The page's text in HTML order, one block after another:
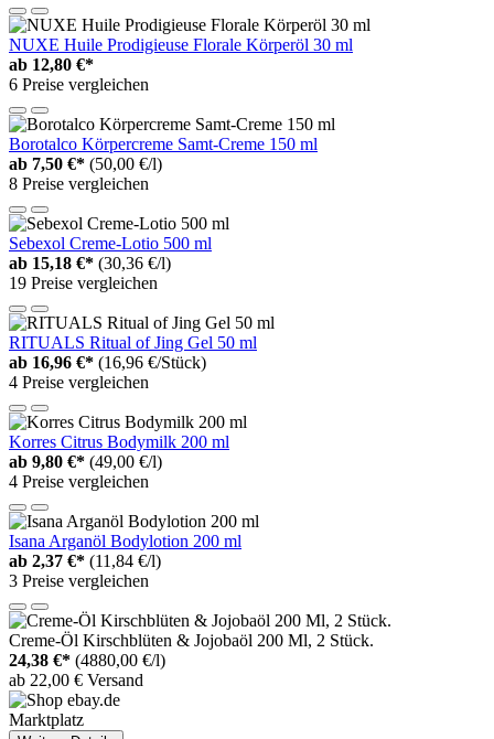
NUXE Huile Prodigieuse Florale Körperöl 30 ml
ab 12,80 €*
6 Preise vergleichen
Borotalco Körpercreme Samt-Creme 150 ml
ab 7,50 €* (50,00 €/l)
8 Preise vergleichen
Sebexol Creme-Lotio 500 ml
ab 15,18 €* (30,36 €/l)
19 Preise vergleichen
RITUALS Ritual of Jing Gel 50 ml
ab 16,96 €* (16,96 €/Stück)
4 Preise vergleichen
Korres Citrus Bodymilk 200 ml
ab 9,80 €* (49,00 €/l)
4 Preise vergleichen
Isana Arganöl Bodylotion 200 ml
ab 2,37 €* (11,84 €/l)
3 Preise vergleichen
Creme-Öl Kirschblüten & Jojobaöl 200 Ml, 2 Stück.
24,38 €* (4880,00 €/l)
ab 22,00 € Versand
Marktplatz